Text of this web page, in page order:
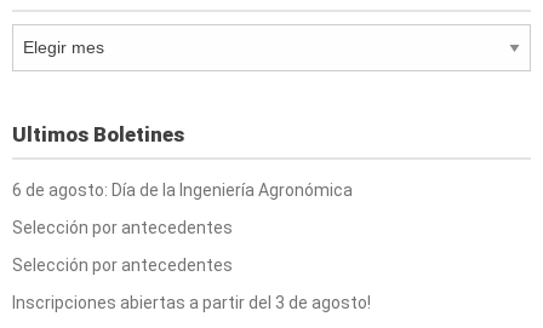
Ultimos Boletines
6 de agosto: Día de la Ingeniería Agronómica
Selección por antecedentes
Selección por antecedentes
Inscripciones abiertas a partir del 3 de agosto!